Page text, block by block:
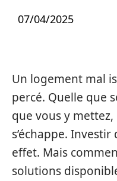
07/04/2025
Un logement mal
percé. Quelle que
que vous y
s’échappe.
effet. Mais
solutions